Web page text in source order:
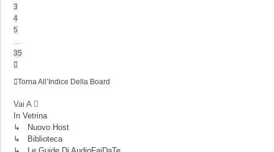
3
4
5
…
35
Torna All’Indice Della Board
Vai A
In Vetrina
↳ Nuovo Host
↳ Biblioteca